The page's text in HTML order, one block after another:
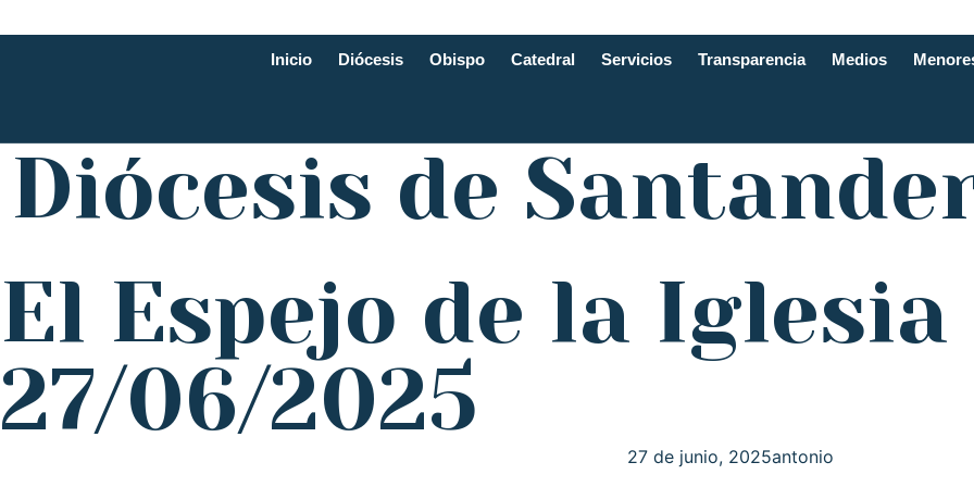
Inicio Diócesis Obispo Catedral Servicios Transparencia Medios
Diócesis de
El Espejo de la Iglesia
27/06/2025
27 de junio, 2025antonio